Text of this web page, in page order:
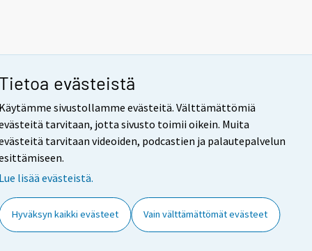
evästeistä
sivustollamme evästeitä. Välttämättömiä
tarvitaan, jotta sivusto toimii oikein. Muita
tarvitaan videoiden, podcastien ja palautepalvelun
lisää evästeistä.
Hyväksyn kaikki evästeet Vain välttämättömät evästeet